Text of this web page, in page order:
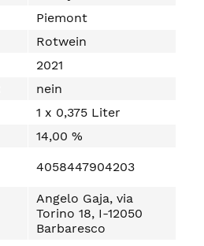
Piemont
Rotwein
2021
nein
1 x 0,375 Liter
14,00 %
4058447904203
Angelo Gaja, via
Torino 18, I-12050
Barbaresco